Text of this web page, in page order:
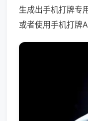
生成出手机打牌专
或者使用手机打牌